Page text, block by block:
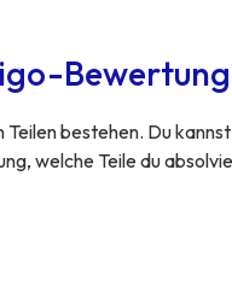
bestehen. Du
welche Teile du